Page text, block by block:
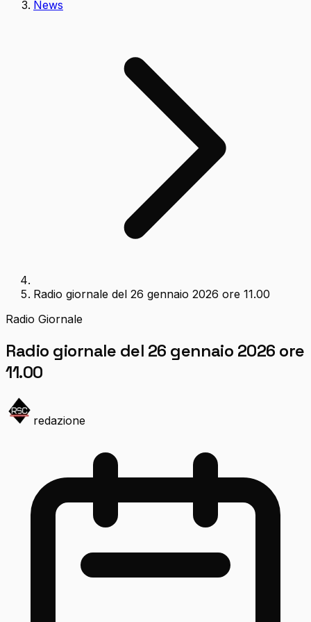
News
Radio giornale del 26 gennaio 2026 ore 11.00
Radio Giornale
Radio giornale del 26 gennaio 2026 ore
11.00
redazione